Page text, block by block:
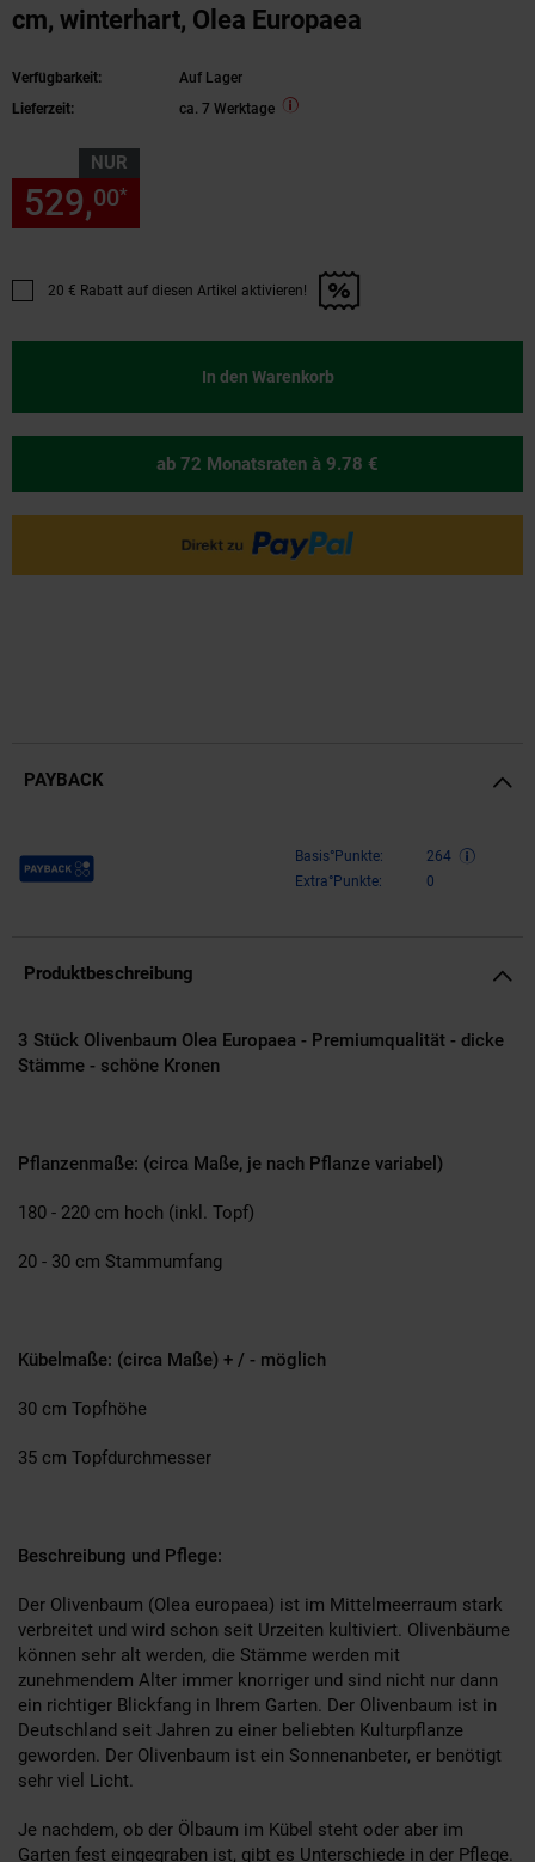
cm, winterhart, Olea Europaea
Verfügbarkeit:
Auf Lager
Lieferzeit:
ca. 7 Werktage
NUR
529,00*
Promotion "20 € Rabatt auf diesen Artikel aktivieren!" anwenden
20 € Rabatt auf diesen Artikel aktivieren!
In den Warenkorb
ab 72 Monatsraten à 9.78 €
PAYBACK
Payback Punkte Basis°Punkte:
264
Extra°Punkte:
0
Produktbeschreibung
3 Stück Olivenbaum Olea Europaea - Premiumqualität - dicke
Stämme - schöne Kronen
Pflanzenmaße: (circa Maße, je nach Pflanze variabel)
180 - 220 cm hoch (inkl. Topf)
20 - 30 cm Stammumfang
Kübelmaße: (circa Maße) + / - möglich
30 cm Topfhöhe
35 cm Topfdurchmesser
Beschreibung und Pflege:
Der Olivenbaum (Olea europaea) ist im Mittelmeerraum stark
verbreitet und wird schon seit Urzeiten kultiviert. Olivenbäume
können sehr alt werden, die Stämme werden mit
zunehmendem Alter immer knorriger und sind nicht nur dann
ein richtiger Blickfang in Ihrem Garten. Der Olivenbaum ist in
Deutschland seit Jahren zu einer beliebten Kulturpflanze
geworden. Der Olivenbaum ist ein Sonnenanbeter, er benötigt
sehr viel Licht.
Je nachdem, ob der Ölbaum im Kübel steht oder aber im
Garten fest eingegraben ist, gibt es Unterschiede in der Pflege.